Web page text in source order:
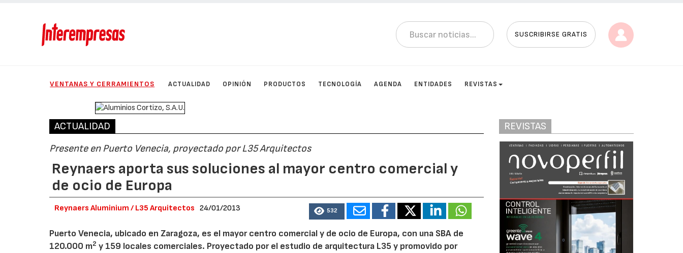
SUSCRIBIRSE GRATIS
VENTANAS Y CERRAMIENTOS ACTUALIDAD OPINIÓN PRODUCTOS TECNOLOGÍA AGENDA ENTIDADES REVISTAS
ACTUALIDAD
Presente en Puerto Venecia, proyectado por L35 Arquitectos
Reynaers aporta sus soluciones al mayor centro comercial y
de ocio de Europa
Reynaers Aluminium / L35 Arquitectos 24/01/2013 532
Puerto Venecia, ubicado en Zaragoza, es el mayor centro comercial y de ocio de Europa, con una SBA de
120.000 m2 y 159 locales comerciales. Proyectado por el estudio de arquitectura L35 y promovido por
REVISTAS